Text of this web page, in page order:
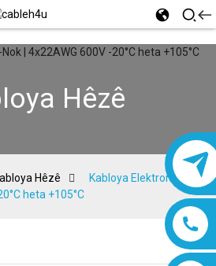
Hêzê
Hêzê
Kabloya Elektronîkî ya
heta +105°C